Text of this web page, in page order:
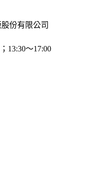
份有限公司
13:30～17:00